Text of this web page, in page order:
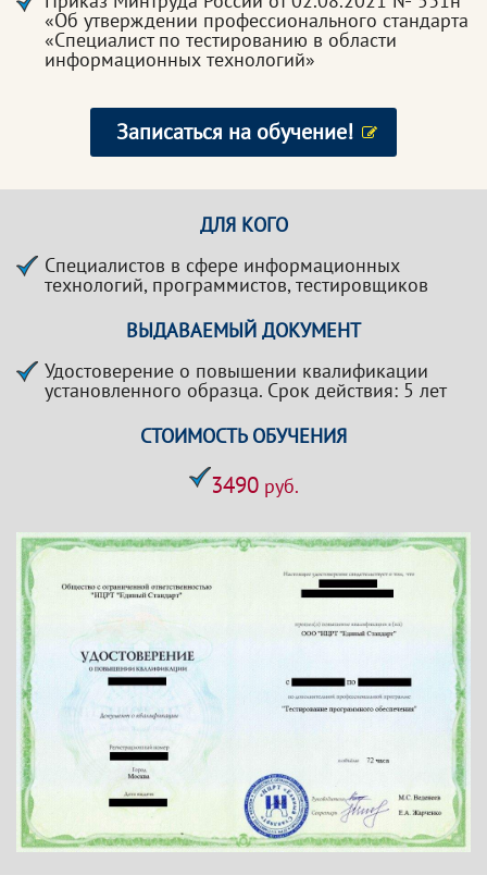
«Об утверждении профессионального стандарта
«Специалист по тестированию в области
информационных технологий»
Записаться на обучение!
ДЛЯ КОГО
Специалистов в сфере информационных
технологий, программистов, тестировщиков
ВЫДАВАЕМЫЙ ДОКУМЕНТ
Удостоверение о повышении квалификации
установленного образца. Срок действия: 5 лет
СТОИМОСТЬ ОБУЧЕНИЯ
3490руб.